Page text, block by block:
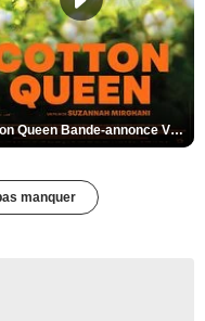
Cotton Queen Bande-annonce VO STFR
manquer